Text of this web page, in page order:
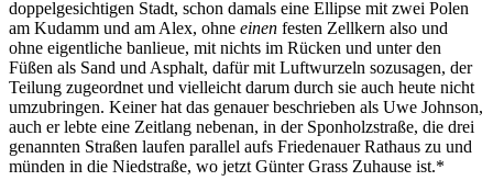
doppelgesichtigen Stadt, schon damals eine Ellipse mit zwei Polen
am Kudamm und am Alex, ohne einen festen Zellkern also und
ohne eigentliche banlieue, mit nichts im Rücken und unter den
Füßen als Sand und Asphalt, dafür mit Luftwurzeln sozusagen, der
Teilung zugeordnet und vielleicht darum durch sie auch heute nicht
umzubringen. Keiner hat das genauer beschrieben als Uwe Johnson,
auch er lebte eine Zeitlang nebenan, in der Sponholzstraße, die drei
genannten Straßen laufen parallel aufs Friedenauer Rathaus zu und
münden in die Niedstraße, wo jetzt Günter Grass Zuhause ist.*